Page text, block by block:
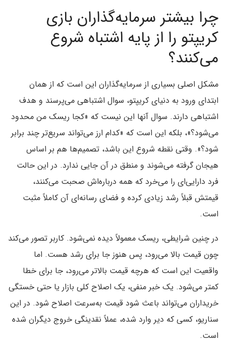
چرا بیشتر سرمایه‌گذاران بازی
کریپتو را از پایه اشتباه شروع
می‌کنند؟
مشکل اصلی بسیاری از سرمایه‌گذاران این است که از همان
ابتدای ورود به دنیای کریپتو، سوال اشتباهی می‌پرسند و هدف
اشتباهی دارند. سوال آنها این نیست که «کجا ریسک من محدود
می‌شود؟»، بلکه این است که «کدام ارز می‌تواند سریع‌تر چند برابر
شود؟». وقتی نقطه شروع این باشد، تصمیم‌ها هم بر اساس
هیجان گرفته می‌شوند و منطق در آن جایی ندارد. در این حالت
فرد دارایی‌ای را می‌خرد که همه درباره‌اش صحبت می‌کنند،
قیمتش قبلاً رشد زیادی کرده و فضای رسانه‌ای آن کاملاً مثبت
است.
در چنین شرایطی، ریسک معمولاً دیده نمی‌شود. کاربر تصور می‌کند
چون قیمت بالا می‌رود، پس هنوز جا برای رشد هست. اما
واقعیت این است که هرچه قیمت بالاتر می‌رود، جا برای خطا
کمتر می‌شود. یک خبر منفی، یک اصلاح کلی بازار یا حتی خستگی
خریداران می‌تواند باعث شود قیمت به‌سرعت اصلاح شود. در این
سناریو، کسی که دیر وارد شده، عملاً نقدینگی خروج دیگران شده
است.